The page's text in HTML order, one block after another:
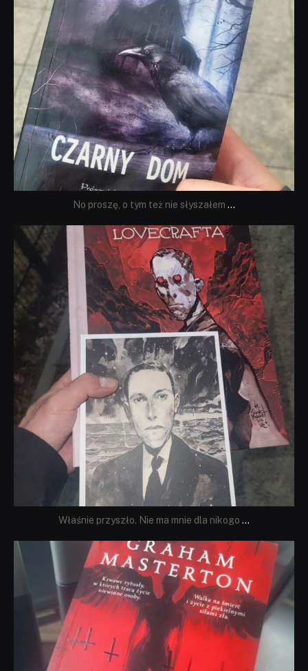
No proszę, o tym też nie słyszałem ...
dobryhorror
Wrz 19
Właśnie przyszło. Nie ma mnie dla nikogo ...
dobryhorror
Sie 23